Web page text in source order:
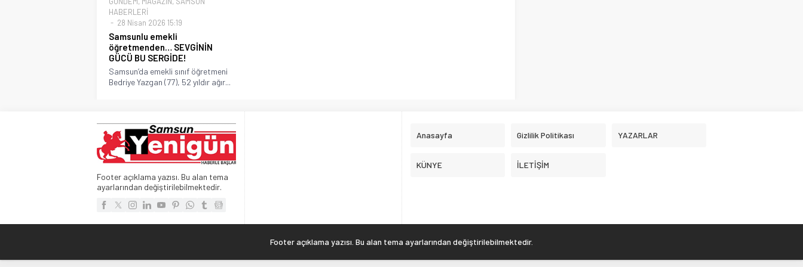
HABERLERİ
28 Nisan 2026 15:19
Samsunlu emekli
öğretmenden… SEVGİNİN
GÜCÜ BU SERGİDE!
Samsun’da emekli sınıf öğretmeni
Bedriye Yazgan (77), 52 yıldır ağır...
Footer açıklama yazısı. Bu alan tema
ayarlarından değiştirilebilmektedir.
Anasayfa Gizlilik Politikası YAZARLAR
KÜNYE İLETİŞİM
Footer açıklama yazısı. Bu alan tema ayarlarından değiştirilebilmektedir.